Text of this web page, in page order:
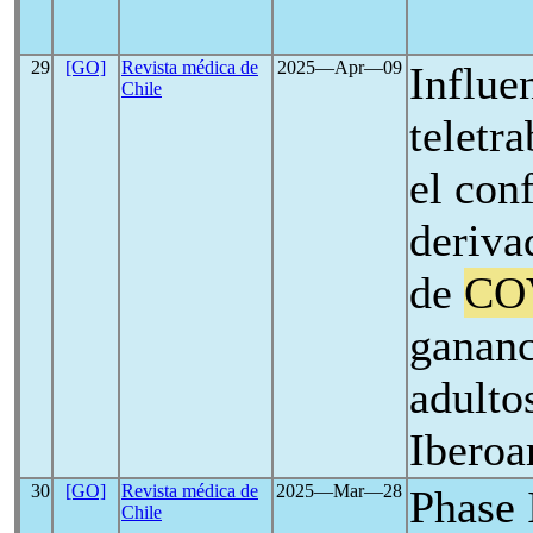
29 [GO]
Revista médica de
Chile
2025―Apr―09
el
de
30 [GO]
Revista médica de
Chile
2025―Mar―28